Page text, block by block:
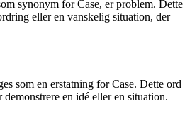
synonym for Case, er problem. Dette
eller en vanskelig situation, der
som en erstatning for Case. Dette ord
en idé eller en situation.